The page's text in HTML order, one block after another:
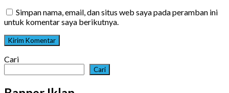
Simpan nama, email, dan situs web saya pada peramban ini
untuk komentar saya berikutnya.
Cari
Cari